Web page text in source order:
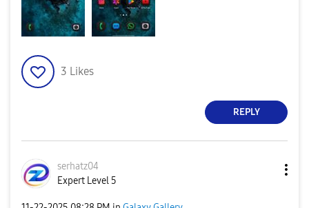
3 Likes
REPLY
serhatz04
Expert Level 5